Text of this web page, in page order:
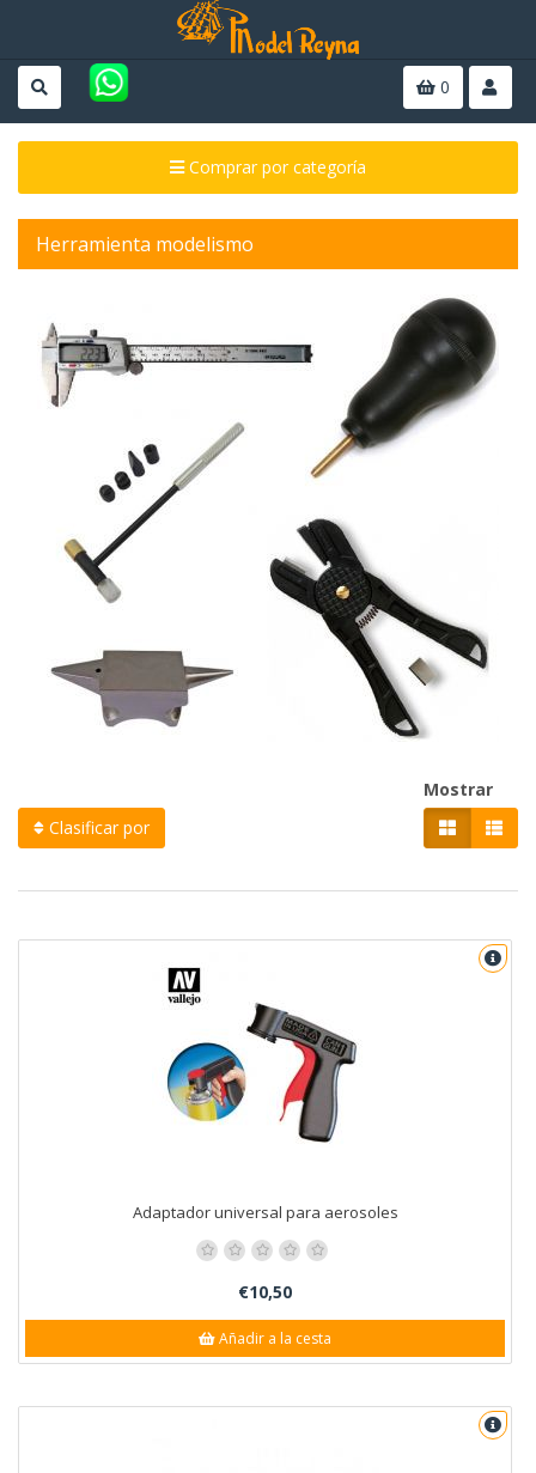
0
Comprar por categoría
Herramienta modelismo
Clasificar por
Mostrar
Adaptador universal para aerosoles
€10,50
Añadir a la cesta